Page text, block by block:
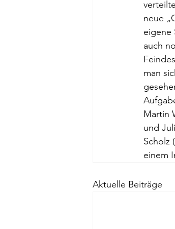
neue
eigene
auch
man
Martin
und
Scholz
einem
Aktuelle Beiträge